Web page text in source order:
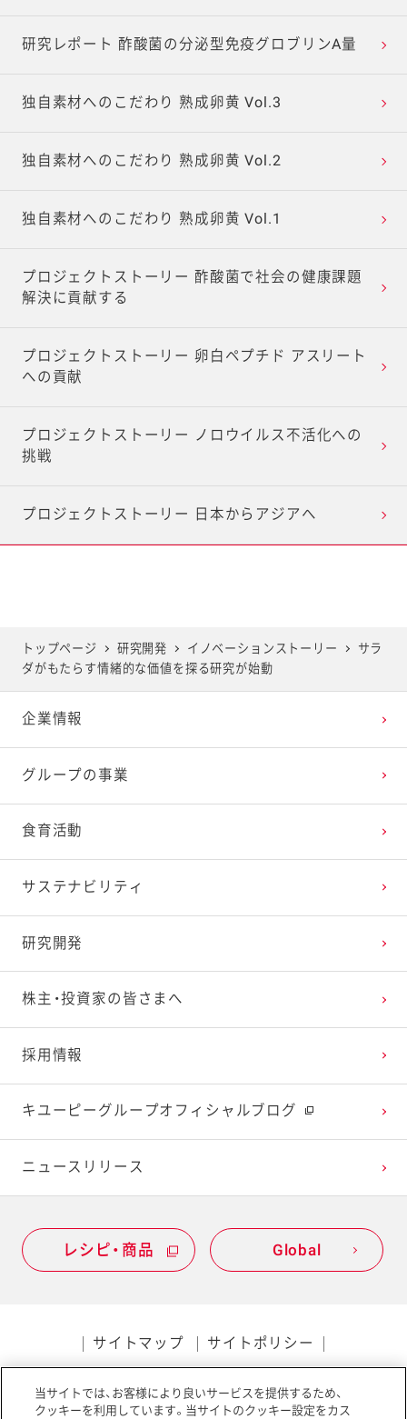
研究レポート 酢酸菌の分泌型免疫グロブリンA量
独自素材へのこだわり 熟成卵黄 Vol.3
独自素材へのこだわり 熟成卵黄 Vol.2
独自素材へのこだわり 熟成卵黄 Vol.1
プロジェクトストーリー 酢酸菌で社会の健康課題
解決に貢献する
プロジェクトストーリー 卵白ペプチド アスリート
への貢献
プロジェクトストーリー ノロウイルス不活化への
挑戦
プロジェクトストーリー 日本からアジアへ
トップページ 研究開発 イノベーションストーリー
サラ
ダがもたらす情緒的な価値を探る研究が始動
企業情報
グループの事業
食育活動
サステナビリティ
研究開発
株主・投資家の皆さまへ
採用情報
キユーピーグループオフィシャルブログ
ニュースリリース
レシピ・商品 Global
サイトマップ サイトポリシー
ソーシャルメディアポリシー アクセシビリティ
当サイトでは、お客様により良いサービスを提供するため、
クッキーを利用しています。当サイトのクッキー設定をカス